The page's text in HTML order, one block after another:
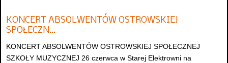
KONCERT ABSOLWENTÓW OSTROWSKIEJ
SPOŁECZN…
KONCERT ABSOLWENTÓW OSTROWSKIEJ SPOŁECZNEJ
SZKOŁY MUZYCZNEJ 26 czerwca w Starej Elektrowni na